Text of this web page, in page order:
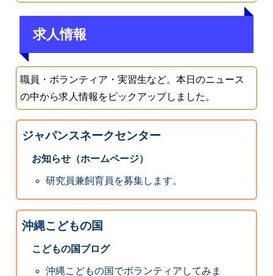
求人情報
職員・ボランティア・実習生など。本日のニュース
の中から求人情報をピックアップしました。
ジャパンスネークセンター
お知らせ（ホームページ）
研究員兼飼育員を募集します。
沖縄こどもの国
こどもの国ブログ
沖縄こどもの国でボランティアしてみま